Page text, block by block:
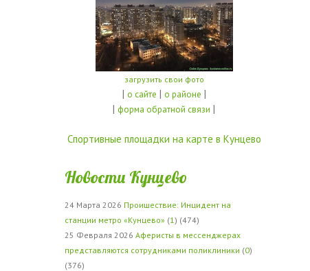
загрузить свои фото
| о сайте | о районе |
|форма обратной связи |
Спортивные площадки на карте в Кунцево
Новости Кунцево
24 Марта 2026 Проишествие: Инцидент на
станции метро «Кунцево» (1) (474)
25 Февраля 2026 Аферисты в мессенджерах
представляются сотрудниками поликлиники (0)
(376)